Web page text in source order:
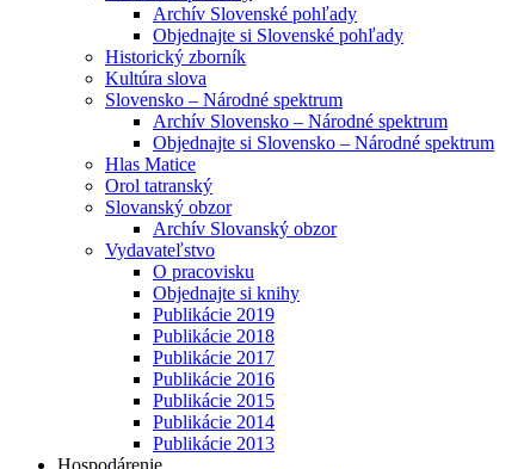
Archív Slovenské pohľady
Objednajte si Slovenské pohľady
Historický zborník
Kultúra slova
Slovensko – Národné spektrum
Archív Slovensko – Národné spektrum
Objednajte si Slovensko – Národné spektrum
Hlas Matice
Orol tatranský
Slovanský obzor
Archív Slovanský obzor
Vydavateľstvo
O pracovisku
Objednajte si knihy
Publikácie 2019
Publikácie 2018
Publikácie 2017
Publikácie 2016
Publikácie 2015
Publikácie 2014
Publikácie 2013
Hospodárenie